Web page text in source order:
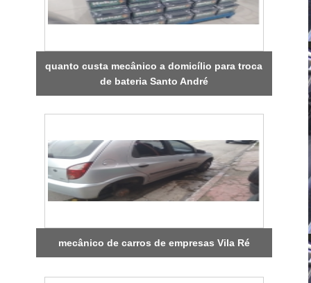
quanto custa mecânico a domicílio para troca
de bateria Santo André
mecânico de carros de empresas Vila Ré